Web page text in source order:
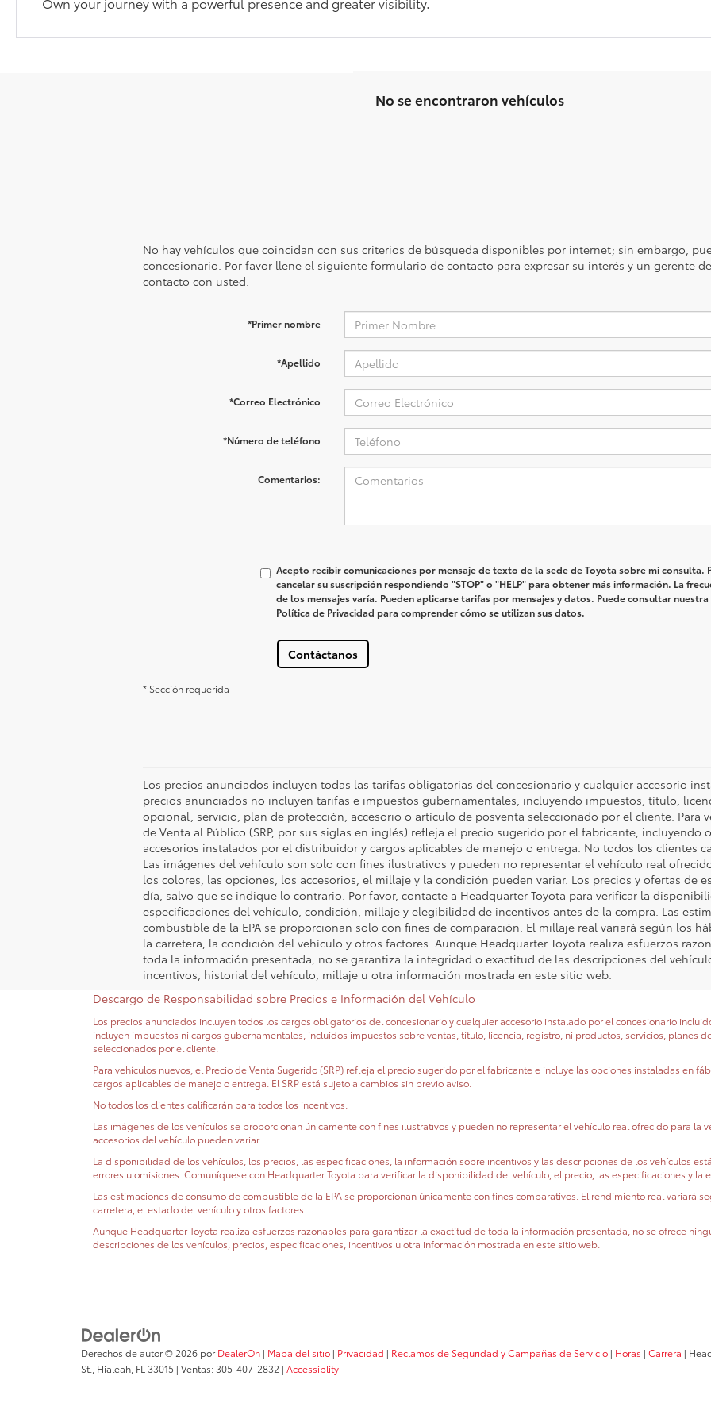
No se encontraron vehículos
No hay vehículos que coincidan con sus criterios de búsqueda disponibles por internet; sin embargo,
concesionario. Por favor llene el siguiente formulario de contacto para expresar su interés y un gerente
contacto con usted.
*Primer nombre
*Apellido
*Correo Electrónico
*Número de teléfono
Comentarios:
Acepto recibir comunicaciones por mensaje de texto de la sede de Toyota sobre mi consulta.
cancelar su suscripción respondiendo "STOP" o "HELP" para obtener más información. La
de los mensajes varía. Pueden aplicarse tarifas por mensajes y datos. Puede consultar nuestra
Política de Privacidad para comprender cómo se utilizan sus datos.
Contáctanos
* Sección requerida
Los precios anunciados incluyen todas las tarifas obligatorias del concesionario y cualquier accesorio
precios anunciados no incluyen tarifas e impuestos gubernamentales, incluyendo impuestos, título,
opcional, servicio, plan de protección, accesorio o artículo de posventa seleccionado por el cliente. Para
de Venta al Público (SRP, por sus siglas en inglés) refleja el precio sugerido por el fabricante, incluyendo
accesorios instalados por el distribuidor y cargos aplicables de manejo o entrega. No todos los clientes
Las imágenes del vehículo son solo con fines ilustrativos y pueden no representar el vehículo real
los colores, las opciones, los accesorios, el millaje y la condición pueden variar. Los precios y ofertas de
día, salvo que se indique lo contrario. Por favor, contacte a Headquarter Toyota para verificar la
especificaciones del vehículo, condición, millaje y elegibilidad de incentivos antes de la compra. Las
combustible de la EPA se proporcionan solo con fines de comparación. El millaje real variará según los
la carretera, la condición del vehículo y otros factores. Aunque Headquarter Toyota realiza esfuerzos
toda la información presentada, no se garantiza la integridad o exactitud de las descripciones del
incentivos, historial del vehículo, millaje u otra información mostrada en este sitio web.
Descargo de Responsabilidad sobre Precios e Información del Vehículo
Los precios anunciados incluyen todos los cargos obligatorios del concesionario y cualquier accesorio instalado por el concesionario
incluyen impuestos ni cargos gubernamentales, incluidos impuestos sobre ventas, título, licencia, registro, ni productos, servicios, planes
seleccionados por el cliente.
Para vehículos nuevos, el Precio de Venta Sugerido (SRP) refleja el precio sugerido por el fabricante e incluye las opciones instaladas en
cargos aplicables de manejo o entrega. El SRP está sujeto a cambios sin previo aviso.
No todos los clientes calificarán para todos los incentivos.
Las imágenes de los vehículos se proporcionan únicamente con fines ilustrativos y pueden no representar el vehículo real ofrecido para la
accesorios del vehículo pueden variar.
La disponibilidad de los vehículos, los precios, las especificaciones, la información sobre incentivos y las descripciones de los vehículos
errores u omisiones. Comuníquese con Headquarter Toyota para verificar la disponibilidad del vehículo, el precio, las especificaciones y
Las estimaciones de consumo de combustible de la EPA se proporcionan únicamente con fines comparativos. El rendimiento real variará
carretera, el estado del vehículo y otros factores.
Aunque Headquarter Toyota realiza esfuerzos razonables para garantizar la exactitud de toda la información presentada, no se ofrece
descripciones de los vehículos, precios, especificaciones, incentivos u otra información mostrada en este sitio web.
Derechos de autor © 2026 porDealerOn | Mapa del sitio | Privacidad | Reclamos de Seguridad y Campañas de Servicio | Horas | Carrera |
St., Hialeah, FL 33015 | Ventas:305-407-2832 | Accessiblity